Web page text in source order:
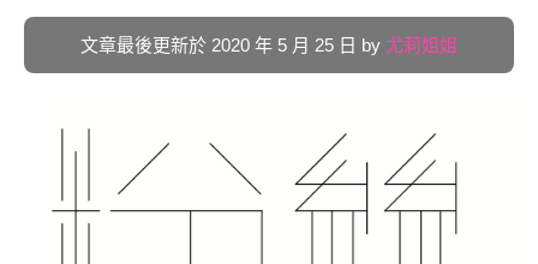
文章最後更新於 2020 年 5 月 25 日 by 尤莉姐姐